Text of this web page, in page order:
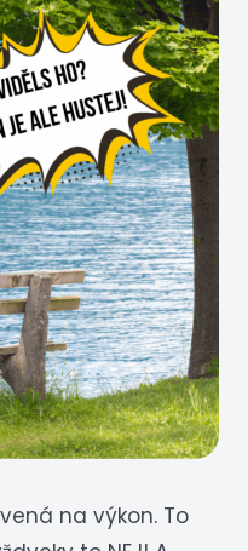
na výkon. To